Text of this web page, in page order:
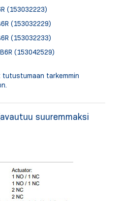
(153032223)
(153032229)
(153032233)
(153042529)
tutustumaan tarkemmin
suuremmaksi